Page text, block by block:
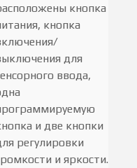
кнопка
кнопка
для
ввода,
и две кнопки
регулировки
и яркости.